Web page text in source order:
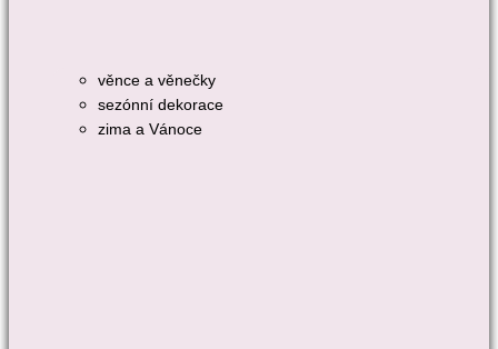
věnce a věnečky
sezónní dekorace
zima a Vánoce